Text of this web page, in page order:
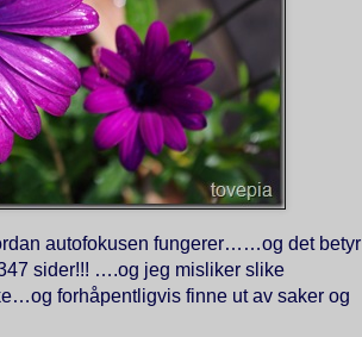
autofokusen fungerer……og det betyr
sider!!! ….og jeg misliker slike
forhåpentligvis finne ut av saker og